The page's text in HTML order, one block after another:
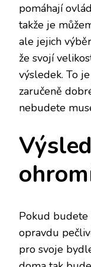
pomáhají
takže je
ale jejich
že svojí
výsledek. To
zaručeně
nebudete
Pokud budete
opravdu
pro svoje